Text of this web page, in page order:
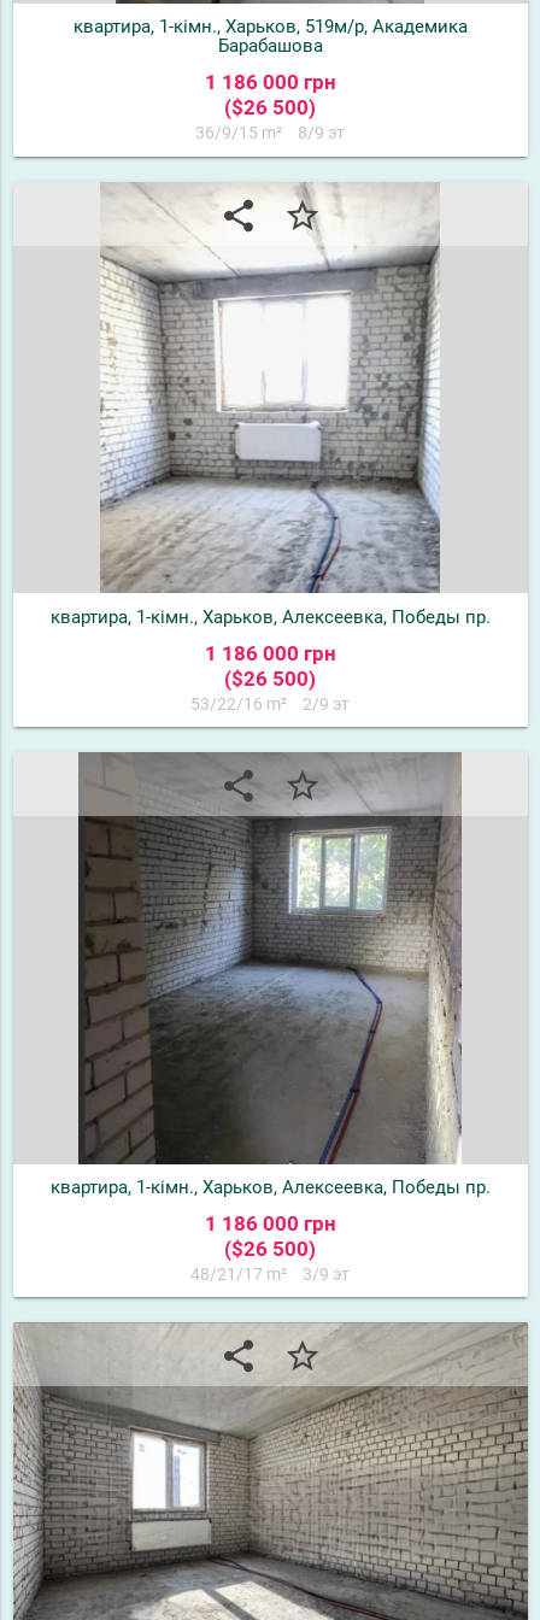
квартира, 1-кімн., Харьков, 519м/р, Академика
Барабашова
1 186 000 грн
($26 500)
36/9/15 m² 8/9 эт
share star_border
квартира, 1-кімн., Харьков, Алексеевка, Победы пр.
1 186 000 грн
($26 500)
53/22/16 m² 2/9 эт
share star_border
квартира, 1-кімн., Харьков, Алексеевка, Победы пр.
1 186 000 грн
($26 500)
48/21/17 m² 3/9 эт
share star_border